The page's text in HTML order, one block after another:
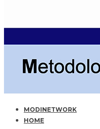
MODINETWORK
HOME